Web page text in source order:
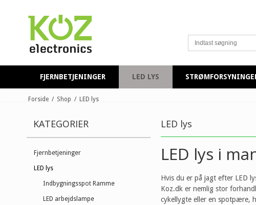
FJERNBETJENINGER LED LYS
Forside / Shop / LED lys
KATEGORIER
Fjernbetjeninger
LED lys
Indbygningsspot Ramme
LED arbejdslampe
LED lys
LED lys i
Hvis du er på jagt efter LED
Koz.dk er nemlig stor
cykellygte eller en spotpære,